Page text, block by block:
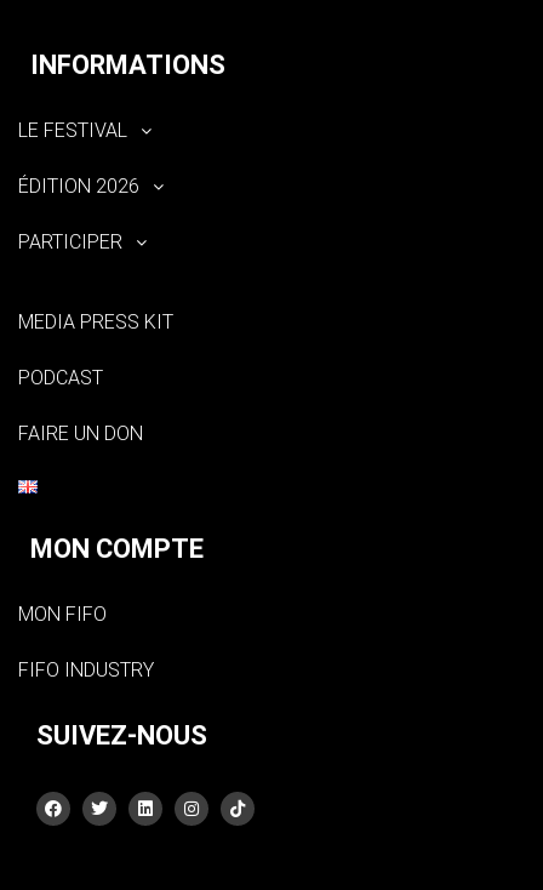
INFORMATIONS
LE FESTIVAL
ÉDITION 2026
PARTICIPER
MEDIA PRESS KIT
PODCAST
FAIRE UN DON
MON COMPTE
MON FIFO
FIFO INDUSTRY
SUIVEZ-NOUS